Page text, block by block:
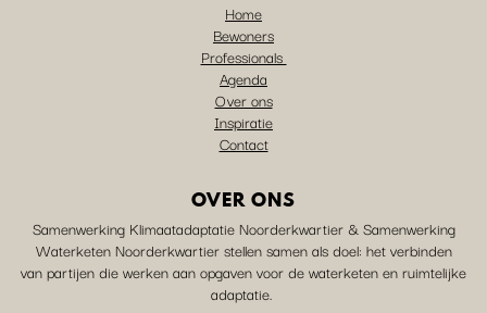
Home
Bewoners
Professionals
Agenda
Over ons
Inspiratie
Contact
OVER ONS
Samenwerking Klimaatadaptatie Noorderkwartier & Samenwerking
Waterketen Noorderkwartier stellen samen als doel: het verbinden
van partijen die werken aan opgaven voor de waterketen en ruimtelijke
adaptatie.